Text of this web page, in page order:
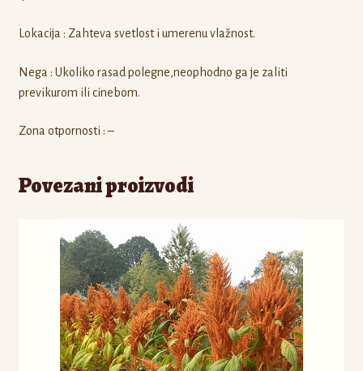
Lokacija : Zahteva svetlost i umerenu vlažnost.
Nega : Ukoliko rasad polegne,neophodno ga je zaliti
previkurom ili cinebom.
Zona otpornosti : –
Povezani proizvodi